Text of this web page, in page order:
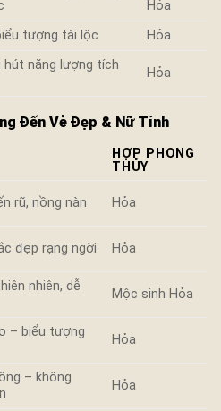
Hỏa
tượng tài lộc
Hỏa
hút năng lượng tích
Hỏa
Đến Vẻ Đẹp & Nữ Tính
HỢP PHONG
THỦY
rũ, nồng nàn Hỏa
đẹp rạng ngời Hỏa
nhiên, dễ
Mộc sinh Hỏa
– biểu tượng
Hỏa
– không
Hỏa